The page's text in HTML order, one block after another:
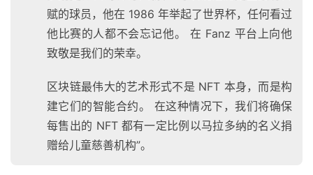
赋的球员，他在 1986 年举起了世界杯，任何看过
他比赛的人都不会忘记他。 在 Fanz 平台上向他
致敬是我们的荣幸。
区块链最伟大的艺术形式不是 NFT 本身，而是构
建它们的智能合约。 在这种情况下，我们将确保
每售出的 NFT 都有一定比例以马拉多纳的名义捐
赠给儿童慈善机构”。